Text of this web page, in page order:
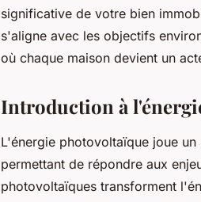
significative de votre bien
s'aligne avec les objectifs
où chaque maison devient un
Introduction à
L'énergie photovoltaïque joue
permettant de répondre aux
photovoltaïques transforment